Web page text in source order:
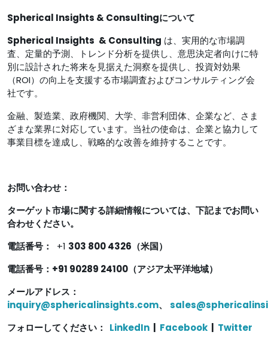
Spherical Insights & Consultingについて
Spherical Insights & Consulting は、実用的な市場調
査、定量的予測、トレンド分析を提供し、意思決定者向けに特
別に設計された将来を見据えた洞察を提供し、投資対効果
（ROI）の向上を支援する市場調査およびコンサルティング会
社です。
金融、製造業、政府機関、大学、非営利団体、企業など、さま
ざまな業界に対応しています。当社の使命は、企業と協力して
事業目標を達成し、戦略的な改善を維持することです。
お問い合わせ：
ターゲット市場に関する詳細情報については、下記までお問い
合わせください。
電話番号：
+1 303 800 4326（米国）
電話番号：+91 90289 24100（アジア太平洋地域）
メールアドレス：
inquiry@sphericalinsights.com、
フォローしてください： LinkedIn Facebook Twitter